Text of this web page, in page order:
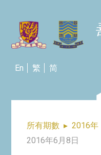
En 繁 简
所有期數 ▸ 2016年
2016年6月8日